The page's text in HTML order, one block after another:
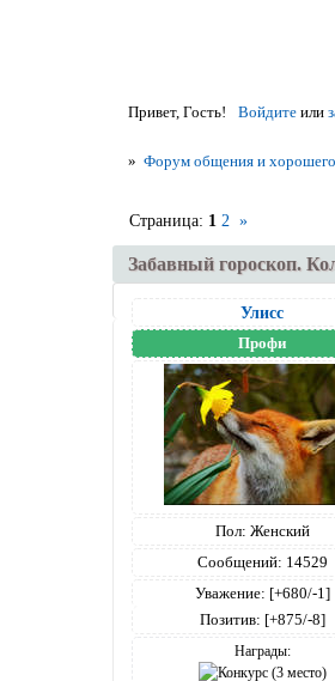
Привет, Гость! Войдитеили
» Форум общения и хорошего
Забавный гороскоп.
Страница: 1 2 »
Улисс
Профи
Пол: Женский
Сообщений: 14529
Уважение: [+680/-1]
Позитив: [+875/-8]
Награды: